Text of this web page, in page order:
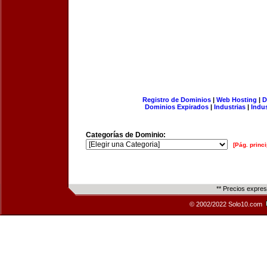
Registro de Dominios| Web Hosting |
Dominios Expirados | Industrias |
Categorías de Dominio:
[Pág.
** Precios
© 2002/2022 Solo10.com